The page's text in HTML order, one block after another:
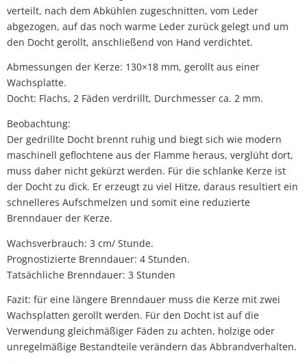
verteilt, nach dem Abkühlen zugeschnitten, vom Leder
abgezogen, auf das noch warme Leder zurück gelegt und um
den Docht gerollt, anschließend von Hand verdichtet.
Abmessungen der Kerze: 130×18 mm, gerollt aus einer
Wachsplatte.
Docht: Flachs, 2 Fäden verdrillt, Durchmesser ca. 2 mm.
Beobachtung:
Der gedrillte Docht brennt ruhig und biegt sich wie modern
maschinell geflochtene aus der Flamme heraus, verglüht dort,
muss daher nicht gekürzt werden. Für die schlanke Kerze ist
der Docht zu dick. Er erzeugt zu viel Hitze, daraus resultiert ein
schnelleres Aufschmelzen und somit eine reduzierte
Brenndauer der Kerze.
Wachsverbrauch: 3 cm/ Stunde.
Prognostizierte Brenndauer: 4 Stunden.
Tatsächliche Brenndauer: 3 Stunden
Fazit: für eine längere Brenndauer muss die Kerze mit zwei
Wachsplatten gerollt werden. Für den Docht ist auf die
Verwendung gleichmäßiger Fäden zu achten, holzige oder
unregelmäßige Bestandteile verändern das Abbrandverhalten.